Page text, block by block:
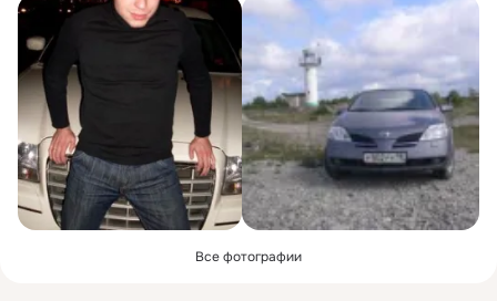
Все фотографии